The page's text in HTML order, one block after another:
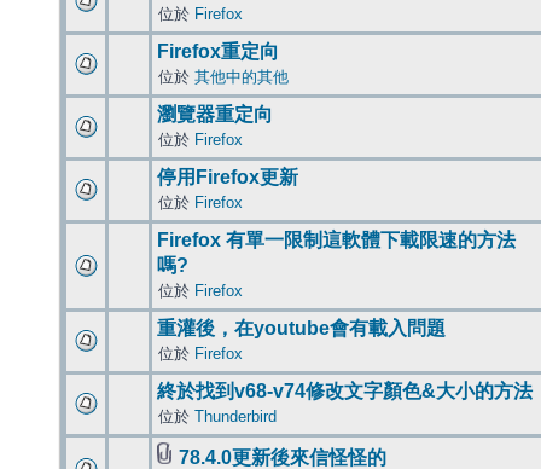
位於 Firefox
Firefox重定向
位於 其他中的其他
瀏覽器重定向
位於 Firefox
停用Firefox更新
位於 Firefox
Firefox 有單一限制這軟體下載限速的方法
嗎?
位於 Firefox
重灌後，在youtube會有載入問題
位於 Firefox
終於找到v68-v74修改文字顏色&大小的方法
位於 Thunderbird
78.4.0更新後來信怪怪的